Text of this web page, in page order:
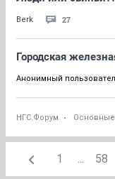
Berk 27
Городская
Анонимный
НГС.Форум
1 ... 58